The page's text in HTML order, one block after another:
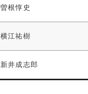
曽根惇史
横江祐樹
新井成志郎